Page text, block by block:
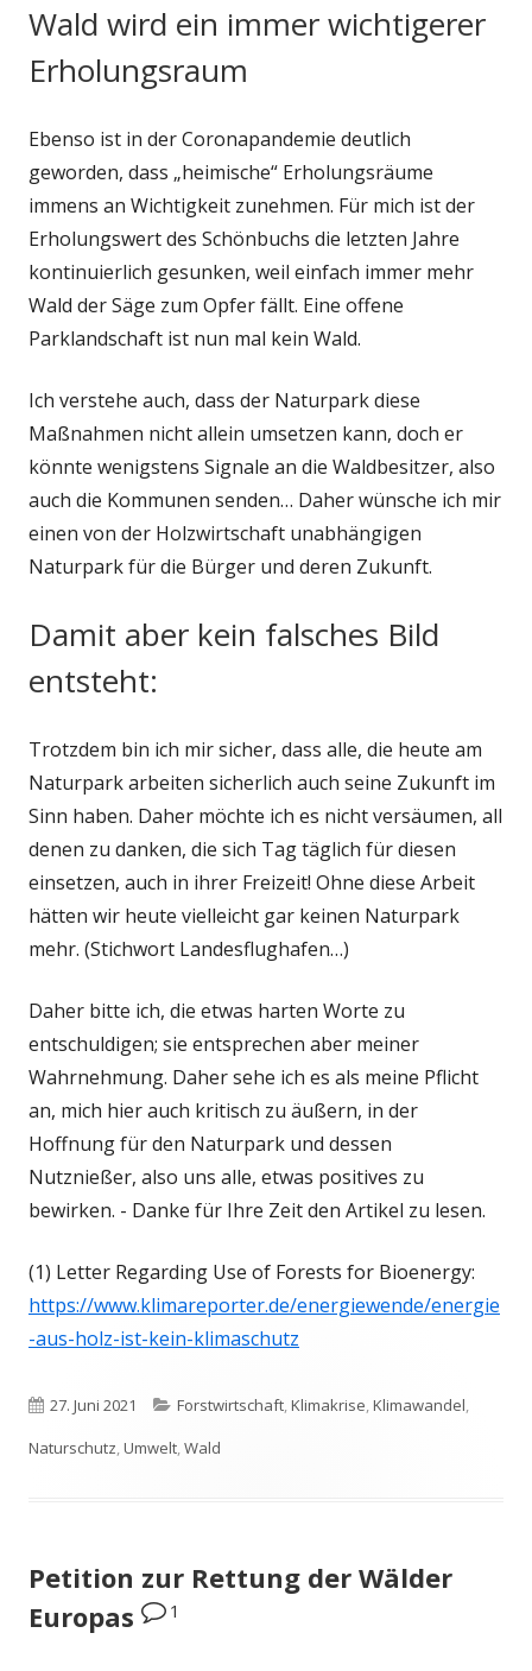
Wald wird ein immer wichtigerer
Erholungsraum
Ebenso ist in der Coronapandemie deutlich
geworden, dass „heimische“ Erholungsräume
immens an Wichtigkeit zunehmen. Für mich ist der
Erholungswert des Schönbuchs die letzten Jahre
kontinuierlich gesunken, weil einfach immer mehr
Wald der Säge zum Opfer fällt. Eine offene
Parklandschaft ist nun mal kein Wald.
Ich verstehe auch, dass der Naturpark diese
Maßnahmen nicht allein umsetzen kann, doch er
könnte wenigstens Signale an die Waldbesitzer, also
auch die Kommunen senden… Daher wünsche ich mir
einen von der Holzwirtschaft unabhängigen
Naturpark für die Bürger und deren Zukunft.
Damit aber kein falsches Bild
entsteht:
Trotzdem bin ich mir sicher, dass alle, die heute am
Naturpark arbeiten sicherlich auch seine Zukunft im
Sinn haben. Daher möchte ich es nicht versäumen, all
denen zu danken, die sich Tag täglich für diesen
einsetzen, auch in ihrer Freizeit! Ohne diese Arbeit
hätten wir heute vielleicht gar keinen Naturpark
mehr. (Stichwort Landesflughafen…)
Daher bitte ich, die etwas harten Worte zu
entschuldigen; sie entsprechen aber meiner
Wahrnehmung. Daher sehe ich es als meine Pflicht
an, mich hier auch kritisch zu äußern, in der
Hoffnung für den Naturpark und dessen
Nutznießer, also uns alle, etwas positives zu
bewirken. - Danke für Ihre Zeit den Artikel zu lesen.
(1) Letter Regarding Use of Forests for Bioenergy:
https://www.klimareporter.de/energiewende/energie
-aus-holz-ist-kein-klimaschutz
Veröffentlicht
am
27. Juni 2021 Kategorien
Forstwirtschaft,Klimakrise,Klimawandel,
Naturschutz,Umwelt,Wald
Petition zur Rettung der Wälder
Europas
1